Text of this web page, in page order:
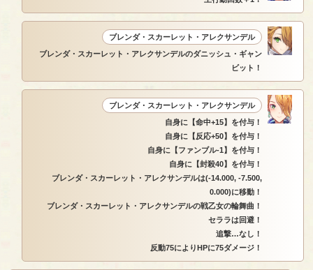
ブレンダ・スカーレット・アレクサンデル
ブレンダ・スカーレット・アレクサンデルのダニッシュ・ギャン
ビット！
ブレンダ・スカーレット・アレクサンデル
自身に【命中+15】を付与！
自身に【反応+50】を付与！
自身に【ファンブル-1】を付与！
自身に【封殺40】を付与！
ブレンダ・スカーレット・アレクサンデルは(-14.000, -7.500,
0.000)に移動！
ブレンダ・スカーレット・アレクサンデルの戦乙女の輪舞曲！
セララは回避！
追撃…なし！
反動75によりHPに75ダメージ！